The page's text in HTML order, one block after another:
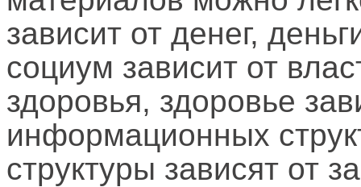
зависит от денег,
социум зависит от
здоровья, здоровье
информационных
структуры зависят от